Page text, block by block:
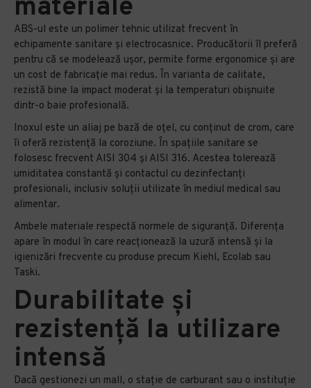
materiale
ABS-ul este un polimer tehnic utilizat frecvent în
echipamente sanitare și electrocasnice. Producătorii îl preferă
pentru că se modelează ușor, permite forme ergonomice și are
un cost de fabricație mai redus. În varianta de calitate,
rezistă bine la impact moderat și la temperaturi obișnuite
dintr-o baie profesională.
Inoxul este un aliaj pe bază de oțel, cu conținut de crom, care
îi oferă rezistență la coroziune. În spațiile sanitare se
folosesc frecvent AISI 304 și AISI 316. Acestea tolerează
umiditatea constantă și contactul cu dezinfectanți
profesionali, inclusiv soluții utilizate în mediul medical sau
alimentar.
Ambele materiale respectă normele de siguranță. Diferența
apare în modul în care reacționează la uzură intensă și la
igienizări frecvente cu produse precum Kiehl, Ecolab sau
Taski.
Durabilitate și
rezistență la utilizare
intensă
Dacă gestionezi un mall, o stație de carburant sau o instituție